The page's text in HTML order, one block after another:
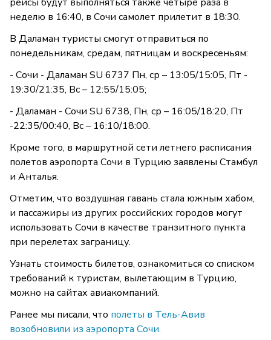
неделю в 16:40, в Сочи самолет прилетит в 18:30.
В Даламан туристы смогут отправиться по
понедельникам, средам, пятницам и воскресеньям:
- Сочи - Даламан SU 6737 Пн, ср – 13:05/15:05, Пт -
19:30/21:35, Вс – 12:55/15:05;
- Даламан - Сочи SU 6738, Пн, ср – 16:05/18:20, Пт
-22:35/00:40, Вс – 16:10/18:00.
Кроме того, в маршрутной сети летнего расписания
полетов аэропорта Сочи в Турцию заявлены Стамбул
и Анталья.
Отметим, что воздушная гавань стала южным хабом,
и пассажиры из других российских городов могут
использовать Сочи в качестве транзитного пункта
при перелетах заграницу.
Узнать стоимость билетов, ознакомиться со списком
требований к туристам, вылетающим в Турцию,
можно на сайтах авиакомпаний.
Ранее мы писали, что полеты в Тель-Авив
возобновили из аэропорта Сочи.